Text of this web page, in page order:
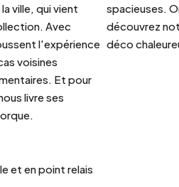
ville, qui vient
Avec
l'expérience
voisines
Et pour
livre ses
spacieuses.
découvrez
déco
et en point relais